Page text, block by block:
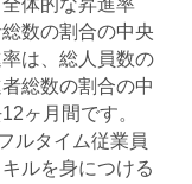
体的な昇進率
数の割合の中央
は、総人員数の
総数の割合の中
ヶ月間です。
ルタイム従業員
ルを身につける